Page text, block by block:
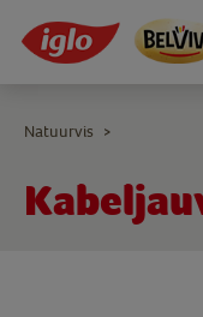
Natuurvis >